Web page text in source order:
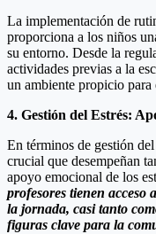
La implementación de
proporciona a los niños
su entorno. Desde la
actividades previas a la
un ambiente propicio
4. Gestión del Estrés:
En términos de gestión
crucial que desempeñan
apoyo emocional de los
profesores tienen acceso
la jornada, casi tanto
figuras clave para la